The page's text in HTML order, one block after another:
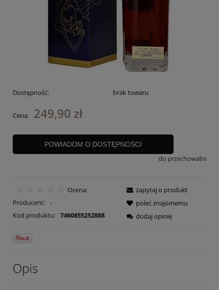
Dostępność: brak towaru
Cena: 249,90 zł
POWIADOM O DOSTĘPNOŚCI
do przechowalni
Ocena:
Producent: -
Kod produktu: 7460855252888
zapytaj o produkt
poleć znajomemu
dodaj opinię
Opis